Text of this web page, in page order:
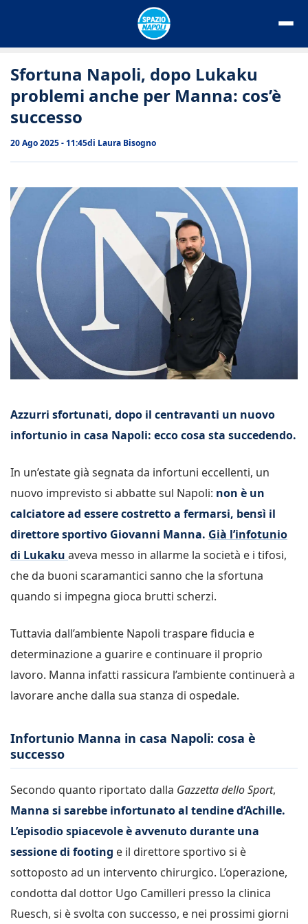
Sfortuna Napoli, dopo Lukaku
problemi anche per Manna: cos’è
successo
20 Ago 2025 - 11:45di Laura Bisogno
Azzurri sfortunati, dopo il centravanti un nuovo
infortunio in casa Napoli: ecco cosa sta succedendo.
In un’estate già segnata da infortuni eccellenti, un
nuovo imprevisto si abbatte sul Napoli: non è un
calciatore ad essere costretto a fermarsi, bensì il
direttore sportivo Giovanni Manna. Già l’infotunio
di Lukaku aveva messo in allarme la società e i tifosi,
che da buoni scaramantici sanno che la sfortuna
quando si impegna gioca brutti scherzi.
Tuttavia dall’ambiente Napoli traspare fiducia e
determinazione a guarire e continuare il proprio
lavoro. Manna infatti rassicura l’ambiente continuerà a
lavorare anche dalla sua stanza di ospedale.
Infortunio Manna in casa Napoli: cosa è
successo
Secondo quanto riportato dalla Gazzetta dello Sport,
Manna si sarebbe infortunato al tendine d’Achille.
L’episodio spiacevole è avvenuto durante una
sessione di footing e il direttore sportivo si è
sottoposto ad un intervento chirurgico. L’operazione,
condotta dal dottor Ugo Camilleri presso la clinica
Ruesch, si è svolta con successo, e nei prossimi giorni